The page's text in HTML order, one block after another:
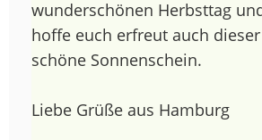
wunderschönen Herbsttag
hoffe euch erfreut auch dieser
schöne Sonnenschein.
Liebe Grüße aus Hamburg